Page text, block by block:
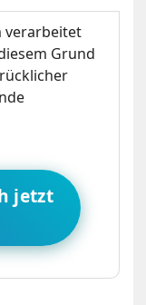
verarbeitet
Grund
jetzt